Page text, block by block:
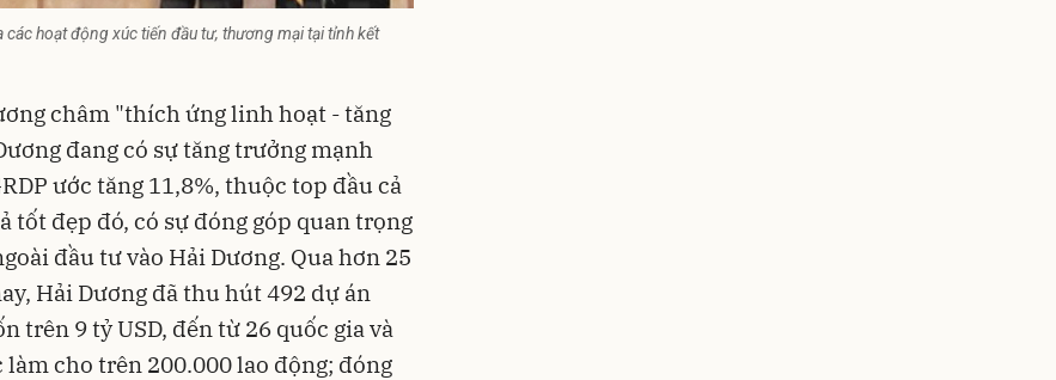
hoạt động xúc tiến đầu tư, thương mại tại tỉnh kết
châm "thích ứng linh hoạt - tăng
đang có sự tăng trưởng mạnh
ước tăng 11,8%, thuộc top đầu cả
tốt đẹp đó, có sự đóng góp quan trọng
đầu tư vào Hải Dương. Qua hơn 25
Hải Dương đã thu hút 492 dự án
trên 9 tỷ USD, đến từ 26 quốc gia và
cho trên 200.000 lao động; đóng